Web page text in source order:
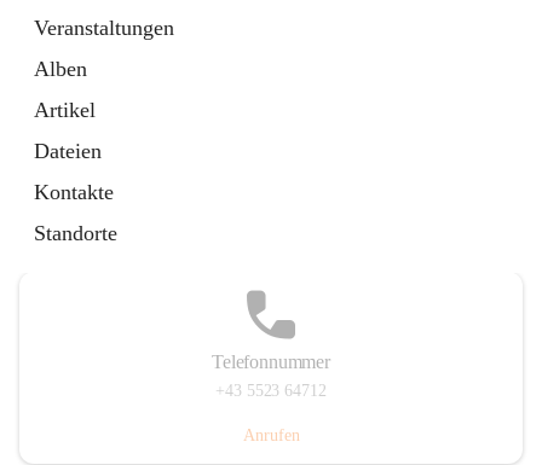
Veranstaltungen
Alben
Artikel
Dateien
Kontakte
Standorte
Telefonnummer
+43 5523 64712
Anrufen